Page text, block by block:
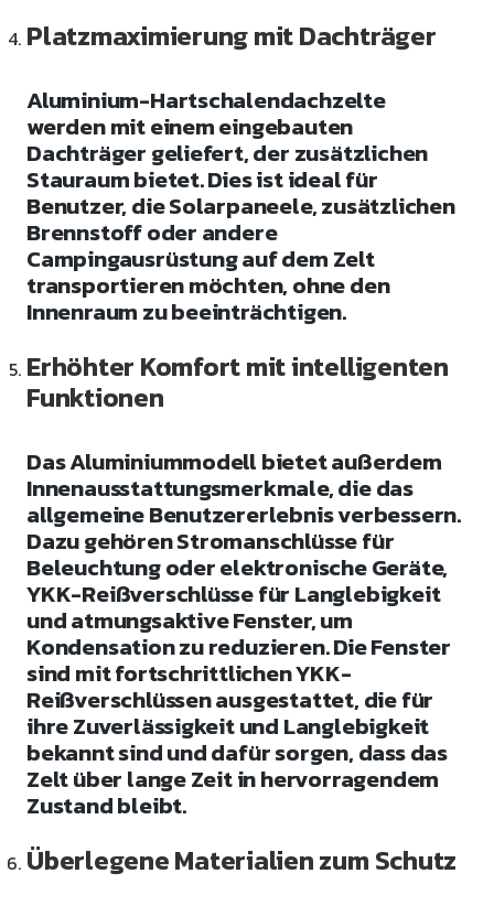
Platzmaximierung mit Dachträger
Aluminium-Hartschalendachzelte
werden mit einem eingebauten
Dachträger geliefert, der zusätzlichen
Stauraum bietet. Dies ist ideal für
Benutzer, die Solarpaneele, zusätzlichen
Brennstoff oder andere
Campingausrüstung auf dem Zelt
transportieren möchten, ohne den
Innenraum zu beeinträchtigen.
Erhöhter Komfort mit intelligenten
Funktionen
Das Aluminiummodell bietet außerdem
Innenausstattungsmerkmale, die das
allgemeine Benutzererlebnis verbessern.
Dazu gehören Stromanschlüsse für
Beleuchtung oder elektronische Geräte,
YKK-Reißverschlüsse für Langlebigkeit
und atmungsaktive Fenster, um
Kondensation zu reduzieren. Die Fenster
sind mit fortschrittlichen YKK-
Reißverschlüssen ausgestattet, die für
ihre Zuverlässigkeit und Langlebigkeit
bekannt sind und dafür sorgen, dass das
Zelt über lange Zeit in hervorragendem
Zustand bleibt.
Überlegene Materialien zum Schutz